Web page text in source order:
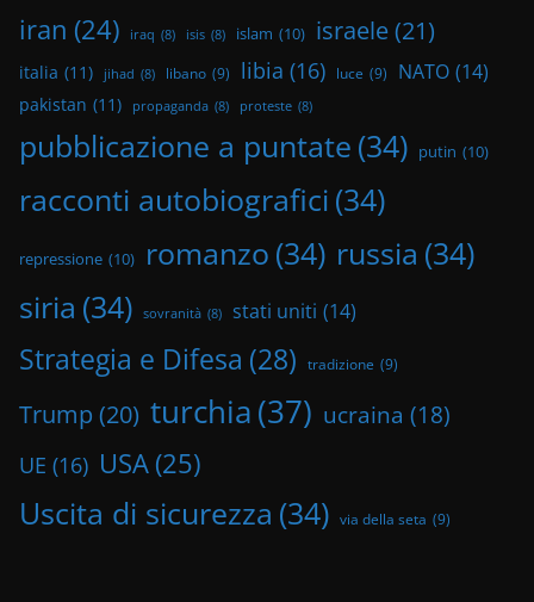
iran (24) iraq (8) isis (8) islam (10) israele(21)
italia (11) jihad (8) libano (9) libia (16) luce (9) NATO (14)
pakistan (11) propaganda (8) proteste (8)
pubblicazione a puntate (34) putin (10)
racconti autobiografici (34)
repressione (10) romanzo (34) russia (34)
siria (34) sovranità (8) stati uniti (14)
Strategia e Difesa (28) tradizione (9)
Trump (20) turchia(37) ucraina (18)
UE (16) USA (25)
Uscita di sicurezza (34) via della seta (9)